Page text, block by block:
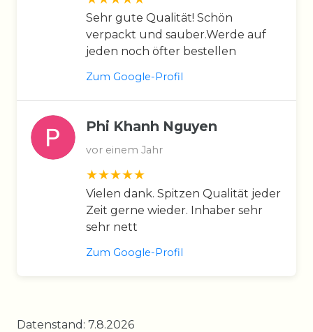
Sehr gute Qualität! Schön
verpackt und sauber.Werde auf
jeden noch öfter bestellen
Zum Google-Profil
Phi Khanh Nguyen
vor einem Jahr
Vielen dank. Spitzen Qualität jeder
Zeit gerne wieder. Inhaber sehr
sehr nett
Zum Google-Profil
Datenstand: 7.8.2026